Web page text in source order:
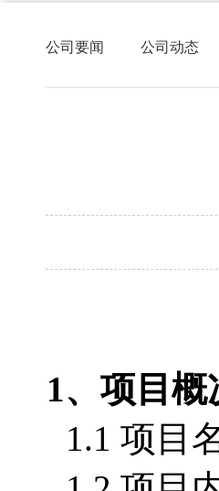
公司要闻 公司动态
1、项目概
1.1 项目